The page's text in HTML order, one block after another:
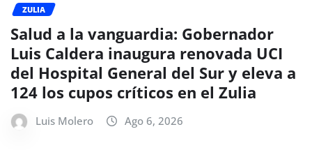
ZULIA
Salud a la vanguardia: Gobernador
Luis Caldera inaugura renovada UCI
del Hospital General del Sur y eleva a
124 los cupos críticos en el Zulia
Luis Molero Ago 6, 2026